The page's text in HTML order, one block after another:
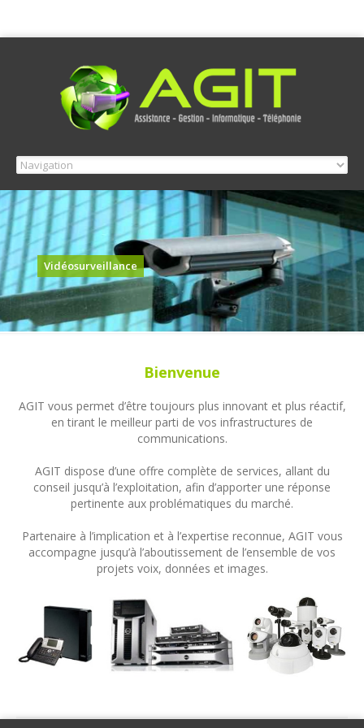
Vidéosurveillance
Bienvenue
AGIT vous permet d’être toujours plus innovant et plus réactif,
en tirant le meilleur parti de vos infrastructures de
communications.
AGIT dispose d’une offre complète de services, allant du
conseil jusqu’à l’exploitation, afin d’apporter une réponse
pertinente aux problématiques du marché.
Partenaire à l’implication et à l’expertise reconnue, AGIT vous
accompagne jusqu’à l’aboutissement de l’ensemble de vos
projets voix, données et images.